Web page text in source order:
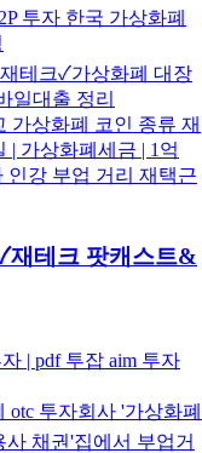
투자 한국 가상화폐
테크✓가상화폐 대장
일대출 정리
가상화폐 코인 종류 재
| 가상화폐세금 | 1억
인강 부업 거리 재택근
재테크 팟캐스트&
| pdf 투잡 aim 투자
otc 투자회사 '가상화폐
채권'집에서 부업거